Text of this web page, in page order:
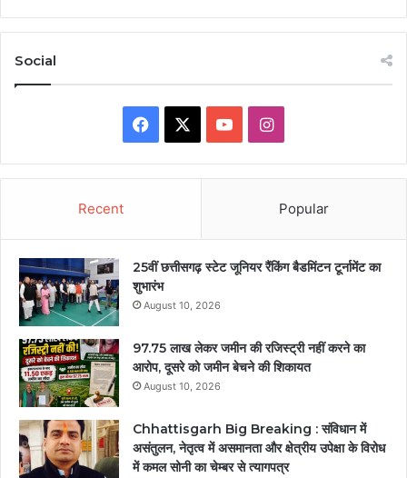
Social
Facebook YouTubeInstagram
Recent Popular
25वीं छत्तीसगढ़ स्टेट जूनियर रैंकिंग बैडमिंटन टूर्नामेंट का
शुभारंभ
August 10, 2026
97.75 लाख लेकर जमीन की रजिस्ट्री नहीं करने का
आरोप, दूसरे को जमीन बेचने की शिकायत
August 10, 2026
Chhattisgarh Big Breaking : संविधान में
असंतुलन, नेतृत्व में असमानता और क्षेत्रीय उपेक्षा के विरोध
में कमल सोनी का चेम्बर से त्यागपत्र